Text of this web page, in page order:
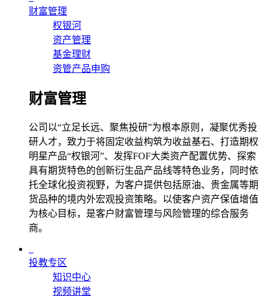
财富管理
权银河
资产管理
基金理财
资管产品申购
财富管理
公司以“立足长远、聚焦投研”为根本原则，凝聚优秀投
研人才，致力于将固定收益构筑为收益基石、打造期权
明星产品“权银河”、发挥FOF大类资产配置优势、探索
具有期货特色的创新衍生品产品线等特色业务，同时依
托全球化投资视野，为客户提供包括原油、贵金属等期
货品种的境内外宏观投资策略。以使客户资产保值增值
为核心目标，是客户财富管理与风险管理的综合服务
商。
投教专区
知识中心
视频讲堂